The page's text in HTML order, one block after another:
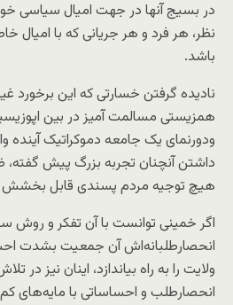
در بسیج آنها در جهت امیال سیاسی
نظر، هر فرد و هر جریانی که با امیال
باشد.
نادیده گرفتن خسارتی که این برخورد
همزیستی مسالمت آمیز در بین
ودورنمای یک جامعه دموکراتیک آینده
داشتن آنچنان تجربه بزرگ پیش گفته،
هیچ توجیه مردم پسندی قابل
اگر خمینی توانست با آن تفکر و روش
انحصارطلبانه‌اش آن جمعیت بشدت
ولایت را به راه بیاندازد، اینان نیز در
انحصارطلب و احساساتی با مایه‌های